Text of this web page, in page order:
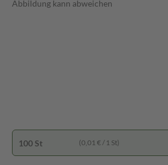
Abbildung kann abweichen
100 St (0,01 € / 1 St)